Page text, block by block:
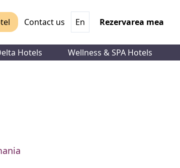
Contact us En Rezervarea mea
Hotels Wellness & SPA Hotels